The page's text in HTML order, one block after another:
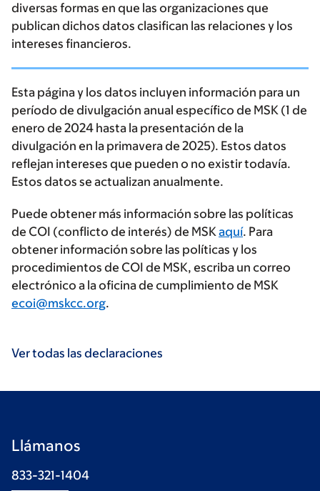
diversas formas en que las organizaciones que
publican dichos datos clasifican las relaciones y los
intereses financieros.
Esta página y los datos incluyen información para un
período de divulgación anual específico de MSK (1 de
enero de 2024 hasta la presentación de la
divulgación en la primavera de 2025). Estos datos
reflejan intereses que pueden o no existir todavía.
Estos datos se actualizan anualmente.
Puede obtener más información sobre las políticas
de COI (conflicto de interés) de MSKaquí. Para
obtener información sobre las políticas y los
procedimientos de COI de MSK, escriba un correo
electrónico a la oficina de cumplimiento de MSK
ecoi@mskcc.org.
Ver todas las declaraciones
Llámanos
833-321-1404